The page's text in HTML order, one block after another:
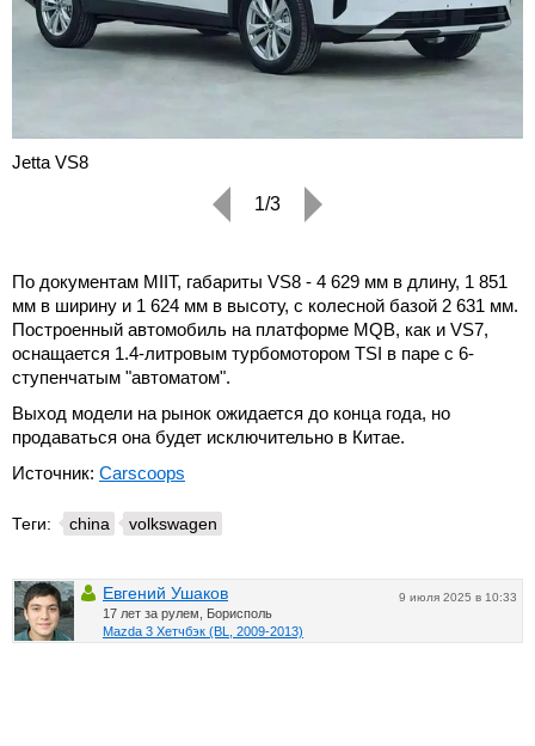
Jetta VS8
1/3
По документам MIIT, габариты VS8 - 4 629 мм в длину, 1 851
мм в ширину и 1 624 мм в высоту, с колесной базой 2 631 мм.
Построенный автомобиль на платформе MQB, как и VS7,
оснащается 1.4-литровым турбомотором TSI в паре с 6-
ступенчатым "автоматом".
Выход модели на рынок ожидается до конца года, но
продаваться она будет исключительно в Китае.
Источник: Carscoops
Теги: china volkswagen
9 июля 2025 в 10:33
Евгений Ушаков
17 лет за рулем, Борисполь
Mazda 3 Хетчбэк (BL, 2009-2013)